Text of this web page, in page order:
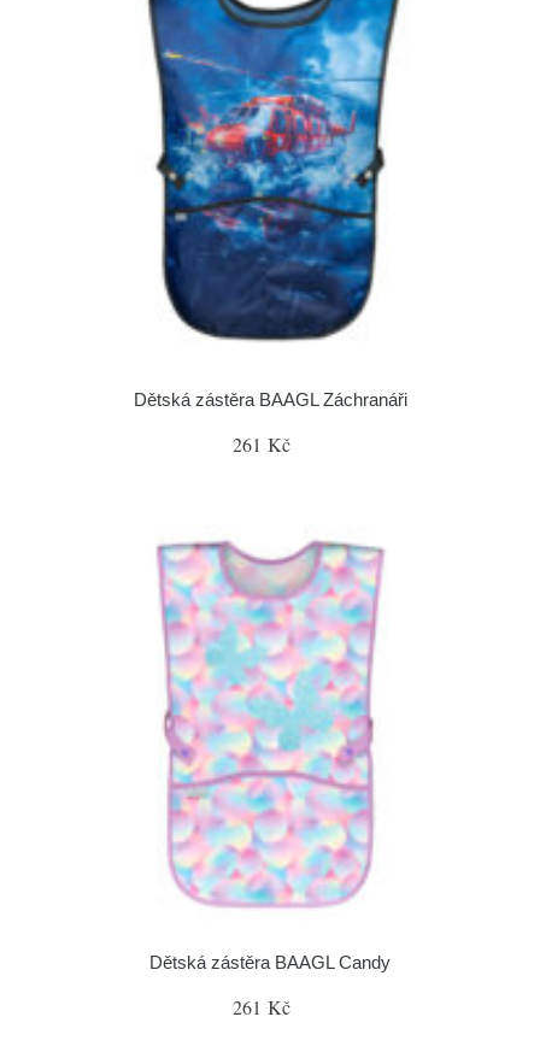
Dětská zástěra BAAGL Záchranáři
261 Kč
Dětská zástěra BAAGL Candy
261 Kč